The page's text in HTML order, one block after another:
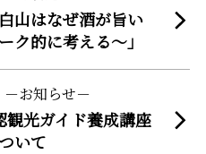
山はなぜ酒が旨い
ク的に考える～」
観光ガイド養成講座
いて
お知らせ